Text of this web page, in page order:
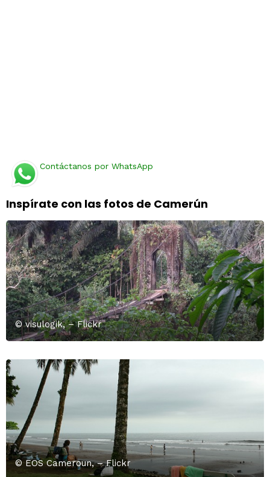
Contáctanos por WhatsApp
Inspírate con las fotos de Camerún
© visulogik, – Flickr
© EOS Cameroun, – Flickr